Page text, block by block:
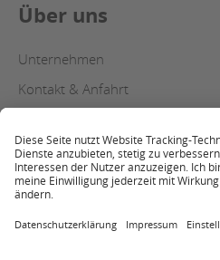
Über uns
Unternehmen
Kontakt & Anfahrt